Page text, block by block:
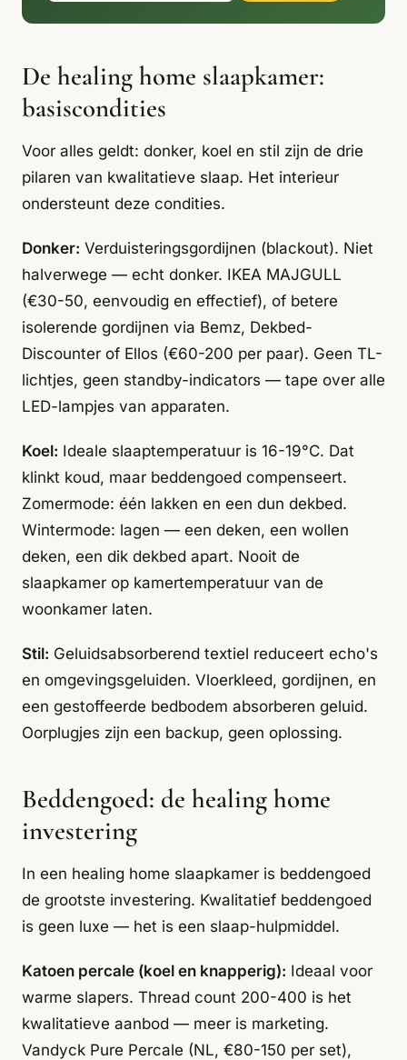
Alle 35 stijlen →Stijlen vergelijken →
De healing home slaapkamer:
basiscondities
Voor alles geldt: donker, koel en stil zijn de drie
pilaren van kwalitatieve slaap. Het interieur
ondersteunt deze condities.
Donker: Verduisteringsgordijnen (blackout). Niet
halverwege — echt donker. IKEA MAJGULL
(€30-50, eenvoudig en effectief), of betere
isolerende gordijnen via Bemz, Dekbed-
Discounter of Ellos (€60-200 per paar). Geen TL-
lichtjes, geen standby-indicators — tape over alle
LED-lampjes van apparaten.
Koel: Ideale slaaptemperatuur is 16-19°C. Dat
klinkt koud, maar beddengoed compenseert.
Zomermode: één lakken en een dun dekbed.
Wintermode: lagen — een deken, een wollen
deken, een dik dekbed apart. Nooit de
slaapkamer op kamertemperatuur van de
woonkamer laten.
Stil: Geluidsabsorberend textiel reduceert echo's
en omgevingsgeluiden. Vloerkleed, gordijnen, en
een gestoffeerde bedbodem absorberen geluid.
Oorplugjes zijn een backup, geen oplossing.
Beddengoed: de healing home
investering
In een healing home slaapkamer is beddengoed
de grootste investering. Kwalitatief beddengoed
is geen luxe — het is een slaap-hulpmiddel.
Katoen percale (koel en knapperig): Ideaal voor
warme slapers. Thread count 200-400 is het
kwalitatieve aanbod — meer is marketing.
Vandyck Pure Percale (NL, €80-150 per set),